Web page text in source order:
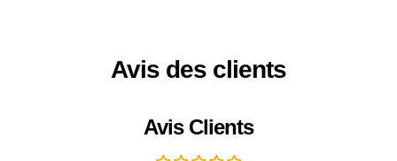
Avis des clients
Avis Clients